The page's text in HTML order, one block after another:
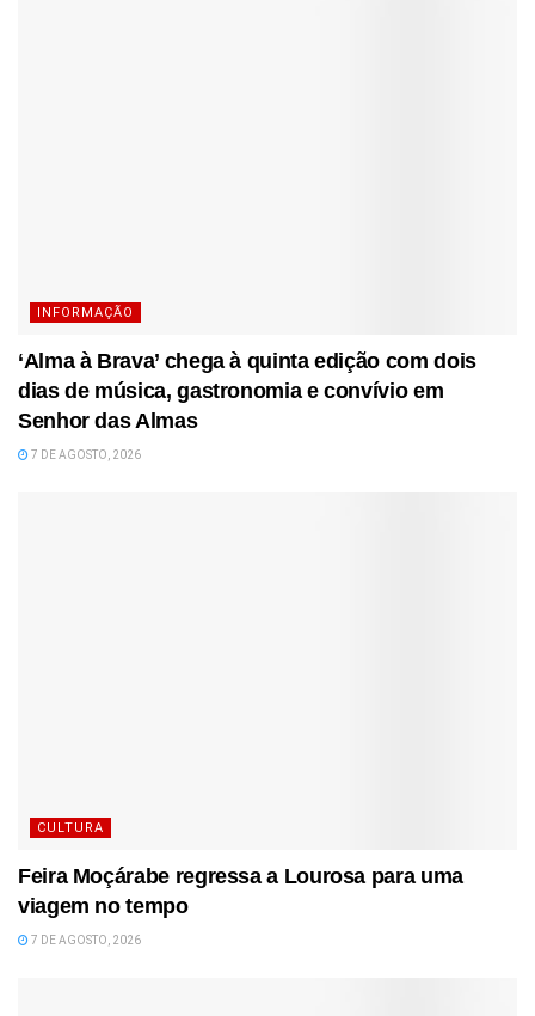
INFORMAÇÃO
‘Alma à Brava’ chega à quinta edição com dois
dias de música, gastronomia e convívio em
Senhor das Almas
7 DE AGOSTO, 2026
CULTURA
Feira Moçárabe regressa a Lourosa para uma
viagem no tempo
7 DE AGOSTO, 2026